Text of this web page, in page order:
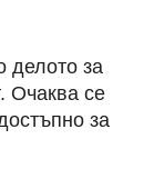
делото за
Очаква се
за